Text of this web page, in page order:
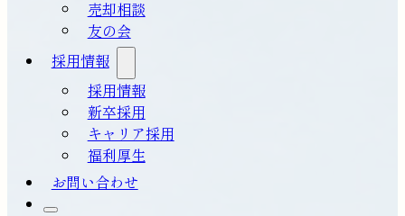
売却相談
友の会
採用情報
採用情報
新卒採用
キャリア採用
福利厚生
お問い合わせ